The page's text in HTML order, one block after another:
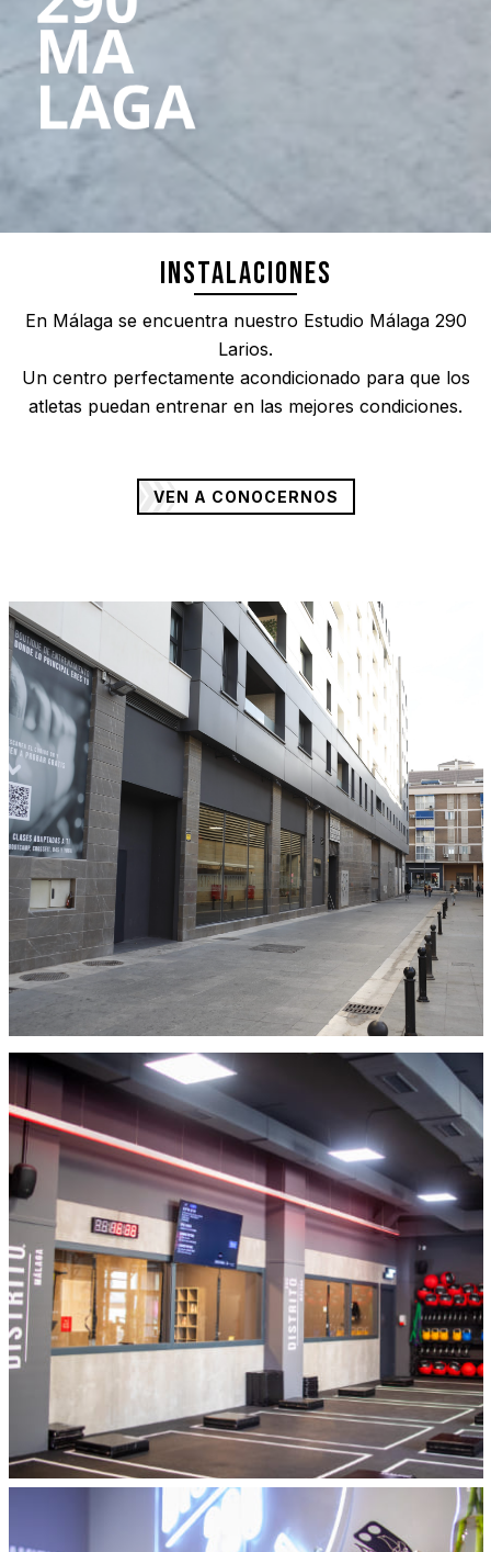
INSTALACIONES
En Málaga se encuentra nuestro Estudio Málaga 290
Larios.
Un centro perfectamente acondicionado para que los
atletas puedan entrenar en las mejores condiciones.
VEN A CONOCERNOS